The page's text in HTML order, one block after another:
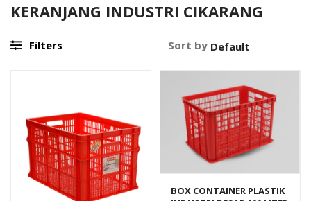
KERANJANG INDUSTRI CIKARANG
Filters Sort by
BOX CONTAINER PLASTIK